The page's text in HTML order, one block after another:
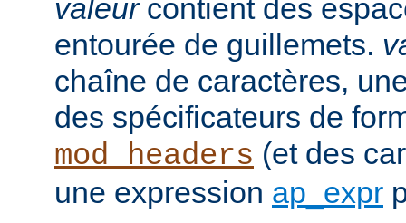
valeurcontient des
entourée de guillemets.
chaîne de caractères,
des spécificateurs de
mod_headers (et des
une expression ap_expr